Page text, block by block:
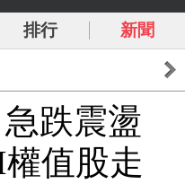
排行 新聞
急跌震盪
值股走